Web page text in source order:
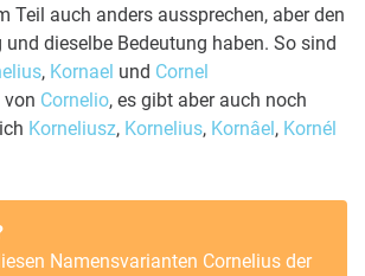
Teil auch anders aussprechen, aber den
dieselbe Bedeutung haben. So sind
, Kornael und Cornel
von Cornelio, es gibt aber auch noch
Korneliusz, Kornelius, Kornâel , Kornél
Namensvarianten Cornelius der